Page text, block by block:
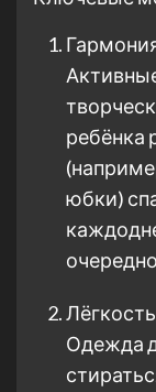
ребёнка
юбки)
Одежда